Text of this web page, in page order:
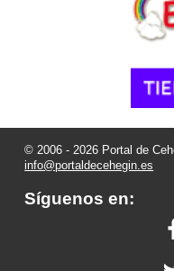
© 2006 - 2026 Portal de
info@portaldecehegin.es
Síguenos en: